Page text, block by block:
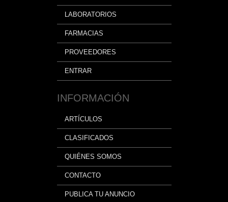
LABORATORIOS
FARMACIAS
PROVEEDORES
ENTRAR
INFORMACIÓN
ARTÍCULOS
CLASIFICADOS
QUIÉNES SOMOS
CONTACTO
PUBLICA TU ANUNCIO